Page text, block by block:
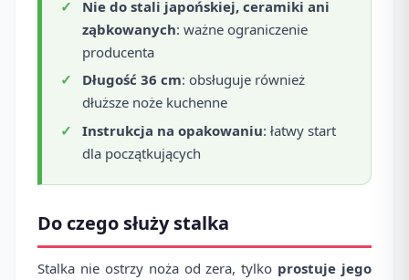
Nie do stali japońskiej, ceramiki ani
ząbkowanych: ważne ograniczenie
producenta
Długość 36 cm: obsługuje również
dłuższe noże kuchenne
Instrukcja na opakowaniu: łatwy start
dla początkujących
Do czego służy stalka
Stalka nie ostrzy noża od zera, tylko prostuje jego